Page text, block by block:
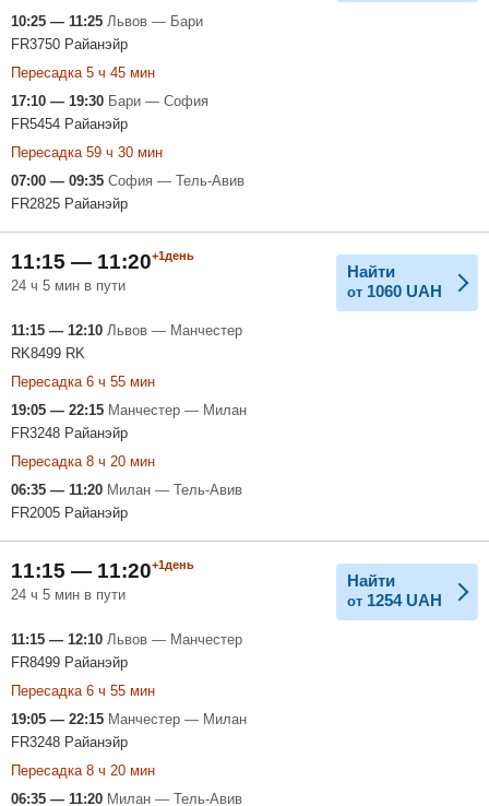
10:25 — 11:25 Львов — Бари
FR3750 Райанэйр
Пересадка 5 ч 45 мин
17:10 — 19:30 Бари — София
FR5454 Райанэйр
Пересадка 59 ч 30 мин
07:00 — 09:35 София — Тель-Авив
FR2825 Райанэйр
11:15 — 11:20+1день
24 ч 5 мин в пути
Найти
от 1060 UAH
11:15 — 12:10 Львов — Манчестер
RK8499 RK
Пересадка 6 ч 55 мин
19:05 — 22:15 Манчестер — Милан
FR3248 Райанэйр
Пересадка 8 ч 20 мин
06:35 — 11:20 Милан — Тель-Авив
FR2005 Райанэйр
11:15 — 11:20+1день
24 ч 5 мин в пути
Найти
от 1254 UAH
11:15 — 12:10 Львов — Манчестер
FR8499 Райанэйр
Пересадка 6 ч 55 мин
19:05 — 22:15 Манчестер — Милан
FR3248 Райанэйр
Пересадка 8 ч 20 мин
06:35 — 11:20 Милан — Тель-Авив